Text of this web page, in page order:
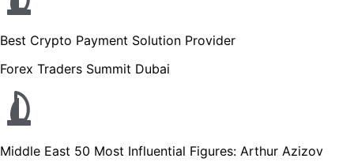
Best Crypto Payment Solution Provider
Forex Traders Summit Dubai
Middle East 50 Most Influential Figures: Arthur Azizov